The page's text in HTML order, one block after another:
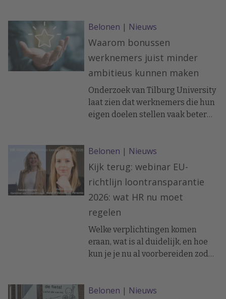
daarvan. Dat blijkt uit een
rondgang van het ANP.
Belonen | Nieuws
Waarom bonussen
werknemers juist minder
ambitieus kunnen maken
Onderzoek van Tilburg University
laat zien dat werknemers die hun
eigen doelen stellen vaak beter
Belonen | Nieuws
Kijk terug: webinar EU-
richtlijn loontransparantie
2026: wat HR nu moet
regelen
Welke verplichtingen komen
eraan, wat is al duidelijk, en hoe
kun je je nu al voorbereiden zodat
Belonen | Nieuws